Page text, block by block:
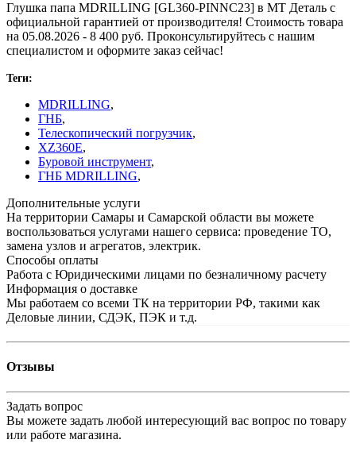
Глушка папа MDRILLING [GL360-PINNC23] в МТ Деталь с
официальной гарантией от производителя! Стоимость товара
на 05.08.2026 - 8 400 руб. Проконсультируйтесь с нашим
специалистом и оформите заказ сейчас!
Теги:
MDRILLING,
ГНБ,
Телескопический погрузчик,
XZ360E,
Буровой инструмент,
ГНБ MDRILLING,
Дополнительные услуги
На территории Самары и Самарской области вы можете
воспользоваться услугами нашего сервиса: проведение ТО,
замена узлов и агрегатов, электрик.
Способы оплаты
Работа с Юридическими лицами по безналичному расчету
Информация о доставке
Мы работаем со всеми ТК на территории РФ, такими как
Деловые линии, СДЭК, ПЭК и т.д.
Отзывы
Задать вопрос
Вы можете задать любой интересующий вас вопрос по товару
или работе магазина.